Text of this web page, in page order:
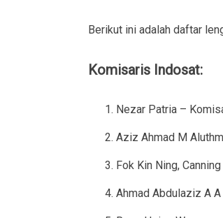
Berikut ini adalah daftar
Komisaris Indosat:
Nezar Patria –
Aziz Ahmad M
Fok Kin Ning,
Ahmad Abdulaziz A